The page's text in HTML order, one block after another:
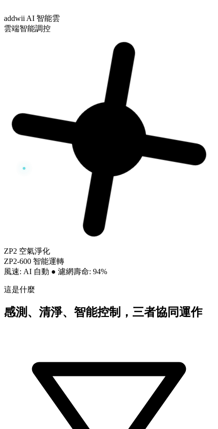
addwii AI 智能雲
雲端智能調控
ZP2 空氣淨化
ZP2-600 智能運轉
風速: AI 自動 ● 濾網壽命: 94%
這是什麼
感測、清淨、智能控制，三者協同運作